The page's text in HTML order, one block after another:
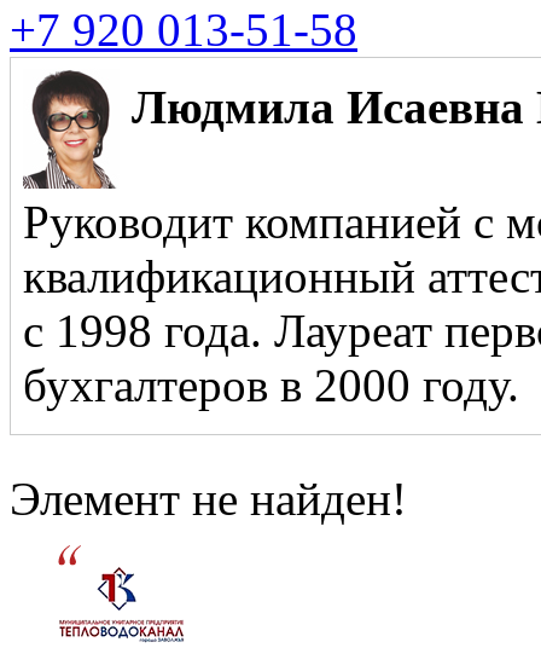
+7 920 013-51-58
Людмила Исаевна
Руководит компанией с
квалификационный
с 1998 года. Лауреат
бухгалтеров в 2000 году.
Элемент не найден!